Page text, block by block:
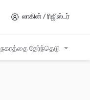
லாகின் / ரிஜிஸ்டர்
நகரத்தை தேர்ந்தெடு